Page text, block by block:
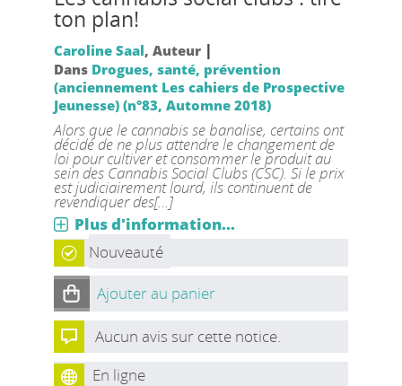
ton plan!
Caroline Saal, Auteur |
Dans Drogues, santé, prévention
(anciennement Les cahiers de Prospective
Jeunesse) (n°83, Automne 2018)
Alors que le cannabis se banalise, certains ont
décidé de ne plus attendre le changement de
loi pour cultiver et consommer le produit au
sein des Cannabis Social Clubs (CSC). Si le prix
est judiciairement lourd, ils continuent de
revendiquer des[...]
Plus d'information...
Nouveauté
Ajouter au panier
Aucun avis sur cette notice.
En ligne